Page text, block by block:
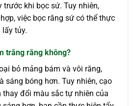
trước khi bọc sứ. Tuy nhiên,
việc bọc răng sứ có thể thực
lấy tủy.
trắng răng không?
bỏ mảng bám và vôi răng,
sáng bóng hơn. Tuy nhiên, cạo
thay đổi màu sắc tự nhiên của